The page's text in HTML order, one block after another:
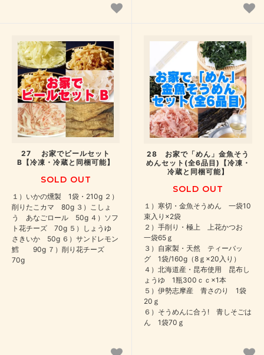
27 お家でビールセット
B【冷凍・冷蔵と同梱可能】
SOLD OUT
１）いかの燻製 1袋・210g ２）
削りたこカマ 80g ３）こしょ
う あなごロール 50g ４）ソフ
ト花チーズ 70g ５）しょうゆ
さきいか 50g ６）サンドレモン
鱈 90g ７）削り花チーズ
70g
28 お家で「めん」金魚そう
めんセット(全6品目)【冷凍・
冷蔵と同梱可能】
SOLD OUT
１）寒切・金魚そうめん 一袋10
束入り×2袋
２）手削り・極上 上花かつお
一袋65ｇ
３）自家製・天然 ティーバッ
グ 1袋/160g（8ｇ×20入り）
４）北海道産・昆布使用 昆布し
ょうゆ 1瓶300ｃｃ×1本
５）伊勢志摩産 青さのり 1袋
20ｇ
６）そうめんに合う! 青しそごは
ん 1袋70ｇ